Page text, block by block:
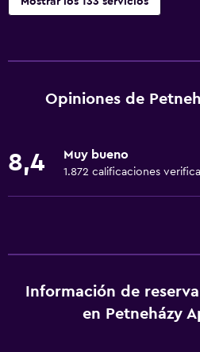
Unidad ubicada en la planta baja
Para no fumadores
extra)
Accesibilidad
Opiniones de
8,4 Muy bueno
1.872 calificaciones
Información de
en Petneházy